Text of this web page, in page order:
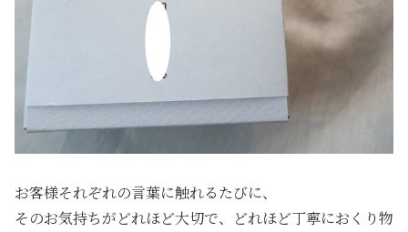
お客様それぞれの言葉に触れるたびに、
そのお気持ちがどれほど大切で、どれほど丁寧におくり物